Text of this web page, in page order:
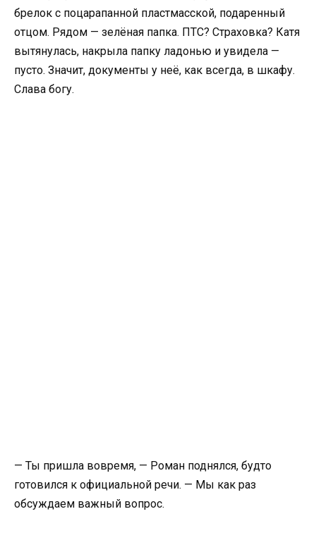
брелок с поцарапанной пластмасской, подаренный
отцом. Рядом — зелёная папка. ПТС? Страховка? Катя
вытянулась, накрыла папку ладонью и увидела —
пусто. Значит, документы у неё, как всегда, в шкафу.
Слава богу.
— Ты пришла вовремя, — Роман поднялся, будто
готовился к официальной речи. — Мы как раз
обсуждаем важный вопрос.